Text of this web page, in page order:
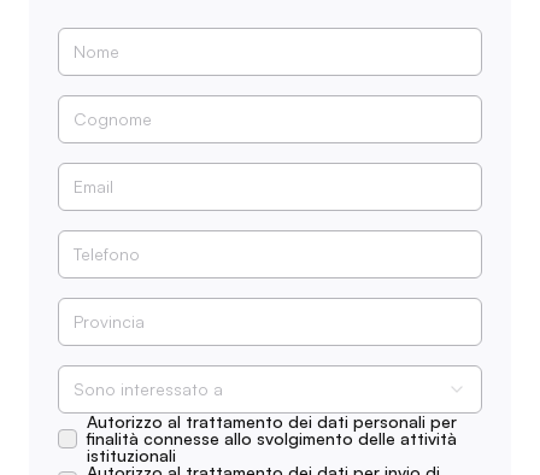
Sono interessato a
Autorizzo al trattamento dei dati personali per
finalità connesse allo svolgimento delle attività
istituzionali